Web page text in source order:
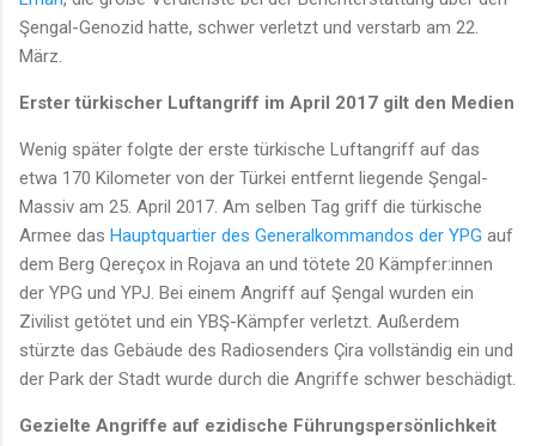
Şengal-Genozid hatte, schwer verletzt und verstarb am 22.
März.
Erster türkischer Luftangriff im April 2017 gilt den Medien
Wenig später folgte der erste türkische Luftangriff auf das
etwa 170 Kilometer von der Türkei entfernt liegende Şengal-
Massiv am 25. April 2017. Am selben Tag griff die türkische
Armee das Hauptquartier des Generalkommandos der YPG auf
dem Berg Qereçox in Rojava an und tötete 20 Kämpfer:innen
der YPG und YPJ. Bei einem Angriff auf Şengal wurden ein
Zivilist getötet und ein YBŞ-Kämpfer verletzt. Außerdem
stürzte das Gebäude des Radiosenders Çira vollständig ein und
der Park der Stadt wurde durch die Angriffe schwer beschädigt.
Gezielte Angriffe auf ezidische Führungspersönlichkeit